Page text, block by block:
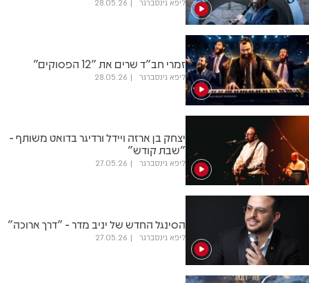
ליפא גינסברגר 28.05.26
זמרי חב"ד שרים את "12 הפסוקים"
ליפא גינסברגר 28.05.26
יצחק בן ארזה ויידל ורדיגר בדואט משותף -
"שבת קודש"
ליפא גינסברגר 27.05.26
הסינגל החדש של יניב מדר - "דרך ארוכה"
ליפא גינסברגר 27.05.26